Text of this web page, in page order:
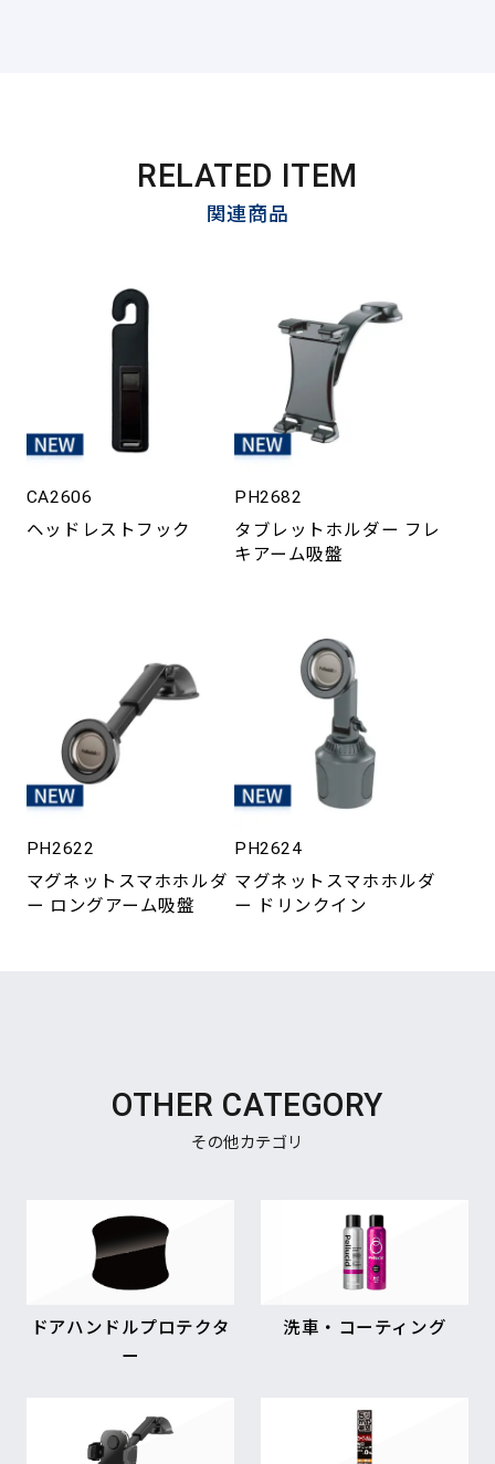
RELATED ITEM
関連商品
CA2606
ヘッドレストフック
PH2682
タブレットホルダー フレ
キアーム吸盤
PH2622
マグネットスマホホルダ
ー ロングアーム吸盤
PH2624
マグネットスマホホルダ
ー ドリンクイン
OTHER CATEGORY
その他カテゴリ
ドアハンドルプロテクタ
ー
洗車・コーティング